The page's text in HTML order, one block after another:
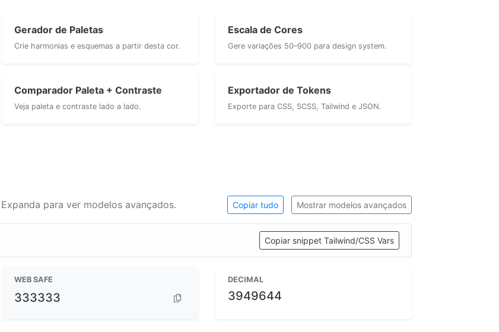
Gerador de Paletas
Crie harmonias e esquemas a partir desta cor.
Escala de Cores
Gere variações 50–900 para design system.
Comparador Paleta + Contraste
Veja paleta e contraste lado a lado.
Exportador de Tokens
Exporte para CSS, SCSS, Tailwind e JSON.
para ver modelos avançados. Copiar tudo Mostrar modelos avançados
Copiar snippet Tailwind/CSS Vars
WEB SAFE
333333
DECIMAL
3949644